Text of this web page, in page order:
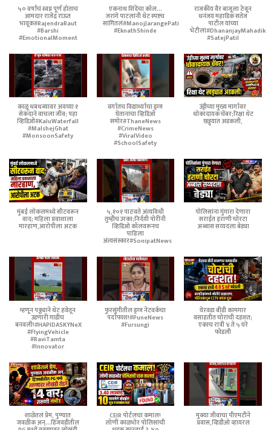
५० वर्षांचं स्वप्न पूर्ण होताच
आमदार राजेंद्र राऊत
भावूक#RajendraRaut
#Barshi
#EmotionalMoment
एकनाथ शिंदेंचा कॉल...
जरांगे पाटलांनी थेट स्पष्टच
सांगितलं#ManojJarangePatil
#EknathShinde
राजकीय वैर बाजूला ठेवून
धनंजय महाडिक सतेज
पाटील यांच्या
भेटीला#DhananjayMahadik
#SatejPatil
काळू धबधब्यावर अवघ्या १
सेकंदाने वाचला जीव; पहा
व्हिडिओ#KaluWaterfall
#MalshejGhat
#MonsoonSafety
वर्गातच विद्यार्थ्याचा ड्रग्ज
घेतानाचा व्हिडिओ
समोर#ThaneNews
#CrimeNews
#ViralVideo
#SchoolSafety
उंड्रीच्या मुख्य मार्गावर
धोकादायक चेंबर;रिक्षा थेट
खड्ड्यात अडकली,
मुंबई लोकलमध्ये सीटवरून
वाद; महिला प्रवाशाला
मारहाण,आरोपीला अटक
५,१०१ पाठवते अंत्यविधी
तुम्हीच उरका;निर्दयी पोरींनी
व्हिडिओ कॉलवरूनच
पाहिला
अंत्यसंस्कार#SonipatNews
पोलिसांना गुंगारा देणारा
सराईत इराणी चोरटा
अब्बास सय्यदला बेड्या
म्हणून पठ्ठ्याने थेट हवेतून
उडणारी गाडीच
बनवली!#HAPIDASKYNeX
#FlyingVehicle
#RaviTamta
#Innovator
फुरसुंगीतील ड्रग्ज नेटवर्कचा
पर्दाफाश!#PuneNews
#Fursungi
येरवडा बीडी कामगार
वसाहतीत चोरांची दहशत;
एकाच रात्री ४ ते ५ घरे
फोडली
शाळेतलं प्रेम, पुण्यात
जवळीक अन्...हिंजवडीतील
CEIR पोर्टलचा कमाल!
लोणी काळभोर पोलिसांची
मुक्या जीवाचा पीएमटीने
प्रवास,व्हिडीओ व्हायरल